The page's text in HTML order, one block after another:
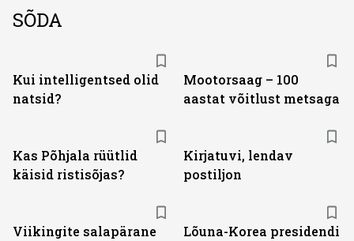
SÕDA
Kui intelligentsed olid
natsid?
Mootorsaag – 100
aastat võitlust metsaga
Kas Põhjala rüütlid
käisid ristisõjas?
Kirjatuvi, lendav
postiljon
Viikingite salapärane
Lõuna-Korea presidendi